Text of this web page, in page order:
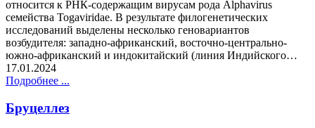
относится к РНК-содержащим вирусам рода Alphavirus
семейства Togaviridae. В результате филогенетических
исследований выделены несколько геновариантов
возбудителя: западно-африканский, восточно-центрально-
южно-африканский и индокитайский (линия Индийского…
17.01.2024
Подробнее ...
Бруцеллез